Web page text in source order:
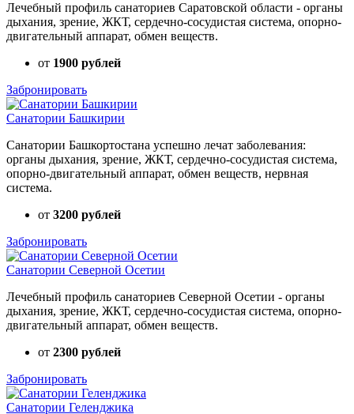
Лечебный профиль санаториев Саратовской области - органы
дыхания, зрение, ЖКТ, сердечно-сосудистая система, опорно-
двигательный аппарат, обмен веществ.
от 1900 рублей
Забронировать
Санатории Башкирии
Санатории Башкортостана успешно лечат заболевания:
органы дыхания, зрение, ЖКТ, сердечно-сосудистая система,
опорно-двигательный аппарат, обмен веществ, нервная
система.
от 3200 рублей
Забронировать
Санатории Северной Осетии
Лечебный профиль санаториев Северной Осетии - органы
дыхания, зрение, ЖКТ, сердечно-сосудистая система, опорно-
двигательный аппарат, обмен веществ.
от 2300 рублей
Забронировать
Санатории Геленджика